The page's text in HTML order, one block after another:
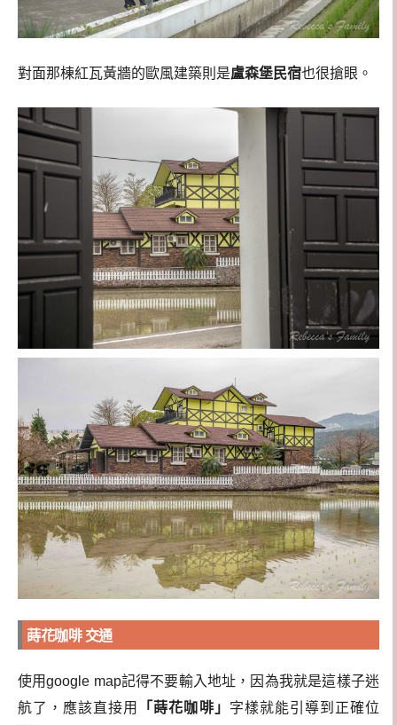
對面那棟紅瓦黃牆的歐風建築則是盧森堡民宿也很搶眼。
蒔花咖啡 交通
使用google map記得不要輸入地址，因為我就是這樣子迷
航了，應該直接用
「蒔花咖啡」 字樣就能引導到正確位